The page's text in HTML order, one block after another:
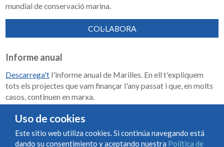
mundial de conservació marina.
COL·LABORA
Informe anual
Descarrega't l'informe anual de Marilles. En ell t'expliquem
tots els projectes que vam finançar l'any passat i que, en molts
casos, continuen en marxa.
Uso de cookies
Este sitio web utiliza cookies. Si continúa navegando está
dando su consentimiento y aceptando nuestra Política de